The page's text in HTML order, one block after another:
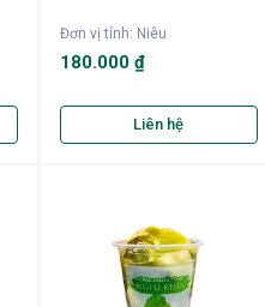
Đơn vị tính: Niêu
180.000 ₫
Liên hệ